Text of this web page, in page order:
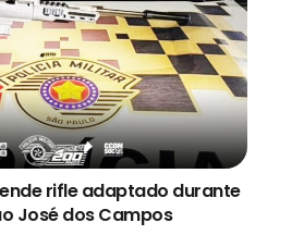
rifle adaptado durante
José dos Campos